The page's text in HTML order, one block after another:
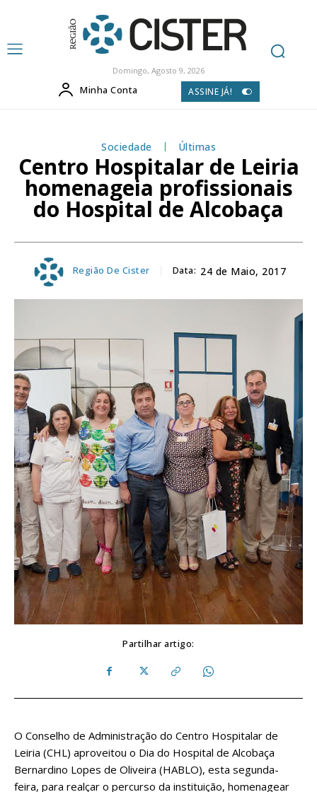
Domingo, Agosto 9, 2026
Minha Conta ASSINE JÁ!
Sociedade Últimas
Centro Hospitalar de Leiria
homenageia profissionais
do Hospital de Alcobaça
Região De Cister Data: 24 de Maio, 2017
Partilhar artigo:
O Conselho de Administração do Centro Hospitalar de
Leiria (CHL) aproveitou o Dia do Hospital de Alcobaça
Bernardino Lopes de Oliveira (HABLO), esta segunda-
feira, para realçar o percurso da instituição, homenagear